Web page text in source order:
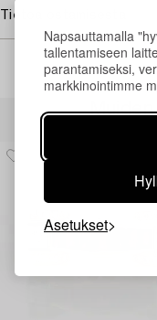
Napsauttamalla
tallentamiseen
parantamiseksi,
markkinointimme
Asetukset
Tietoa ostamisesta